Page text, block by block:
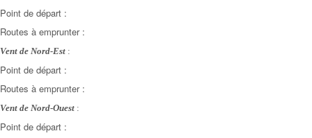
Point de départ :
Routes à emprunter :
Vent de Nord-Est :
Point de départ :
Routes à emprunter :
Vent de Nord-Ouest :
Point de départ :